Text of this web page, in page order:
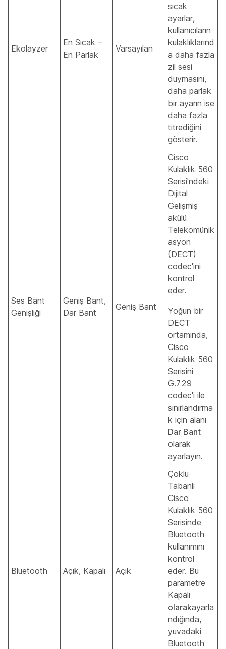
Ekolayzer
En Sıcak –
En Parlak
Varsayılan
sıcak
ayarlar,
kullanıcıların
kulaklıklarınd
a daha fazla
zil sesi
duymasını,
daha parlak
bir ayarın ise
daha fazla
titrediğini
gösterir.
Ses Bant
Genişliği
Geniş Bant,
Dar Bant
Geniş Bant
Cisco
Kulaklık 560
Serisi'ndeki
Dijital
Gelişmiş
akülü
Telekomünik
asyon
(DECT)
codec'ini
kontrol
eder.
Yoğun bir
DECT
ortamında,
Cisco
Kulaklık 560
Serisini
G.729
codec'i ile
sınırlandırma
k için alanı
Dar Bant
olarak
ayarlayın.
Bluetooth Açık, Kapalı Açık
Çoklu
Tabanlı
Cisco
Kulaklık 560
Serisinde
Bluetooth
kullanımını
kontrol
eder. Bu
parametre
Kapalı
olarakayarla
ndığında,
yuvadaki
Bluetooth